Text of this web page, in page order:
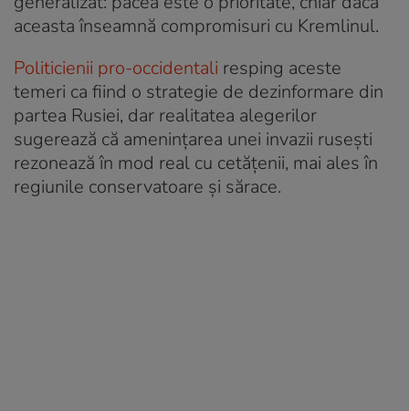
aceasta înseamnă compromisuri cu Kremlinul.
Politicienii pro-occidentali resping aceste
temeri ca fiind o strategie de dezinformare din
partea Rusiei, dar realitatea alegerilor
sugerează că amenințarea unei invazii rusești
rezonează în mod real cu cetățenii, mai ales în
regiunile conservatoare și sărace.